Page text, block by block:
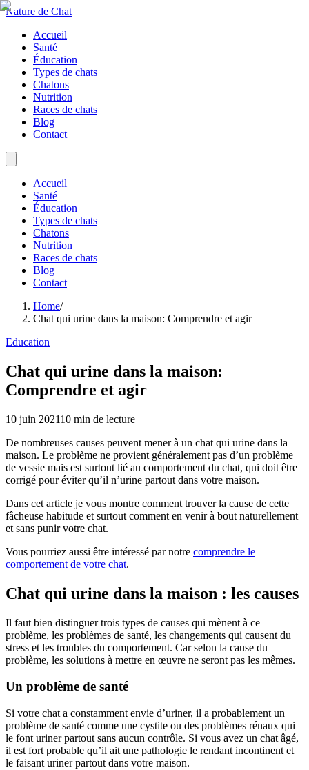
Nature de Chat
Accueil
Santé
Éducation
Types de chats
Chatons
Nutrition
Races de chats
Blog
Contact
Accueil
Santé
Éducation
Types de chats
Chatons
Nutrition
Races de chats
Blog
Contact
Home/
Chat qui urine dans la maison: Comprendre et agir
Education
Chat qui urine dans la maison:
Comprendre et agir
10 juin 202110 min de lecture
De nombreuses causes peuvent mener à un chat qui urine dans la
maison. Le problème ne provient généralement pas d’un problème
de vessie mais est surtout lié au comportement du chat, qui doit être
corrigé pour éviter qu’il n’urine partout dans votre maison.
Dans cet article je vous montre comment trouver la cause de cette
fâcheuse habitude et surtout comment en venir à bout naturellement
et sans punir votre chat.
Vous pourriez aussi être intéressé par notre comprendre le
comportement de votre chat.
Chat qui urine dans la maison : les causes
Il faut bien distinguer trois types de causes qui mènent à ce
problème, les problèmes de santé, les changements qui causent du
stress et les troubles du comportement. Car selon la cause du
problème, les solutions à mettre en œuvre ne seront pas les mêmes.
Un problème de santé
Si votre chat a constamment envie d’uriner, il a probablement un
problème de santé comme une cystite ou des problèmes rénaux qui
le font uriner partout sans aucun contrôle. Si vous avez un chat âgé,
il est fort probable qu’il ait une pathologie le rendant incontinent et
le faisant uriner partout dans votre maison.